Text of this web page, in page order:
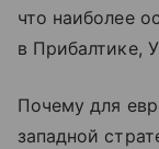
что наиболее
в Прибалтике,
Почему для
западной